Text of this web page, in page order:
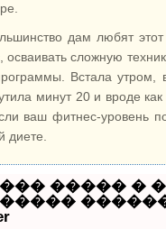
дам любят
осваивать сложную
Встала утром,
минут 20 и вроде
ваш фитнес-уровень
диете.
����� �